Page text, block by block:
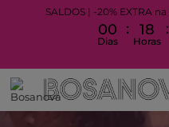
SALDOS | -20% EXTRA
00
Dias
: 18
Horas
: